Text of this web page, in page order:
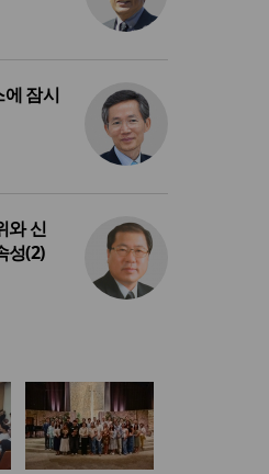
잠시
와 신
성(2)